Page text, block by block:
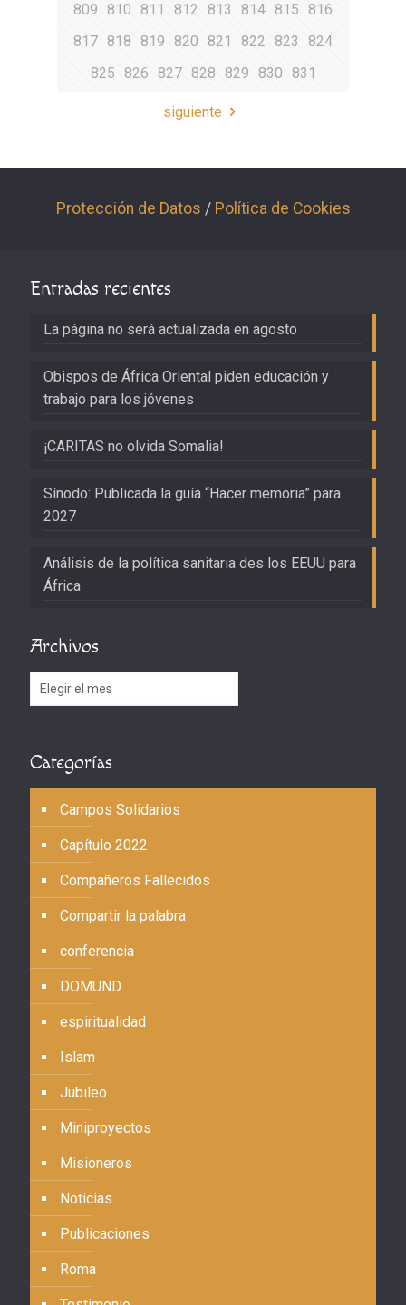
809
810 811 812 813 814 815
816
817 818 819 820 821 822 823
824
825
826 827 828 829 830 831
siguiente
Protección de Datos / Política de Cookies
Entradas recientes
La página no será actualizada en agosto
Obispos de África Oriental piden educación y
trabajo para los jóvenes
¡CARITAS no olvida Somalia!
Sínodo: Publicada la guía “Hacer memoria” para
2027
Análisis de la política sanitaria des los EEUU para
África
Archivos
Archivos
Categorías
Campos Solidarios
Capítulo 2022
Compañeros Fallecidos
Compartir la palabra
conferencia
DOMUND
espiritualidad
Islam
Jubileo
Miniproyectos
Misioneros
Noticias
Publicaciones
Roma